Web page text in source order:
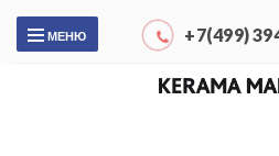
МЕНЮ +7(499)